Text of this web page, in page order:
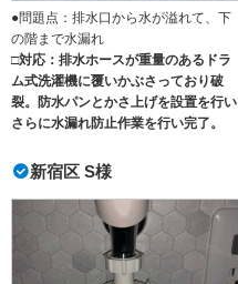
●問題点：排水口から水が溢れて、下
の階まで水漏れ
□対応：排水ホースが重量のあるドラ
ム式洗濯機に覆いかぶさっており破
裂。防水パンとかさ上げを設置を行い
さらに水漏れ防止作業を行い完了。
新宿区 S様